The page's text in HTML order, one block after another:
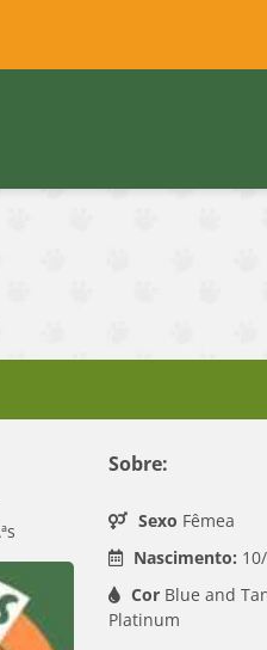
Sobre:
Sexo Fêmea
Nascimento:
Cor Blue and
Platinum